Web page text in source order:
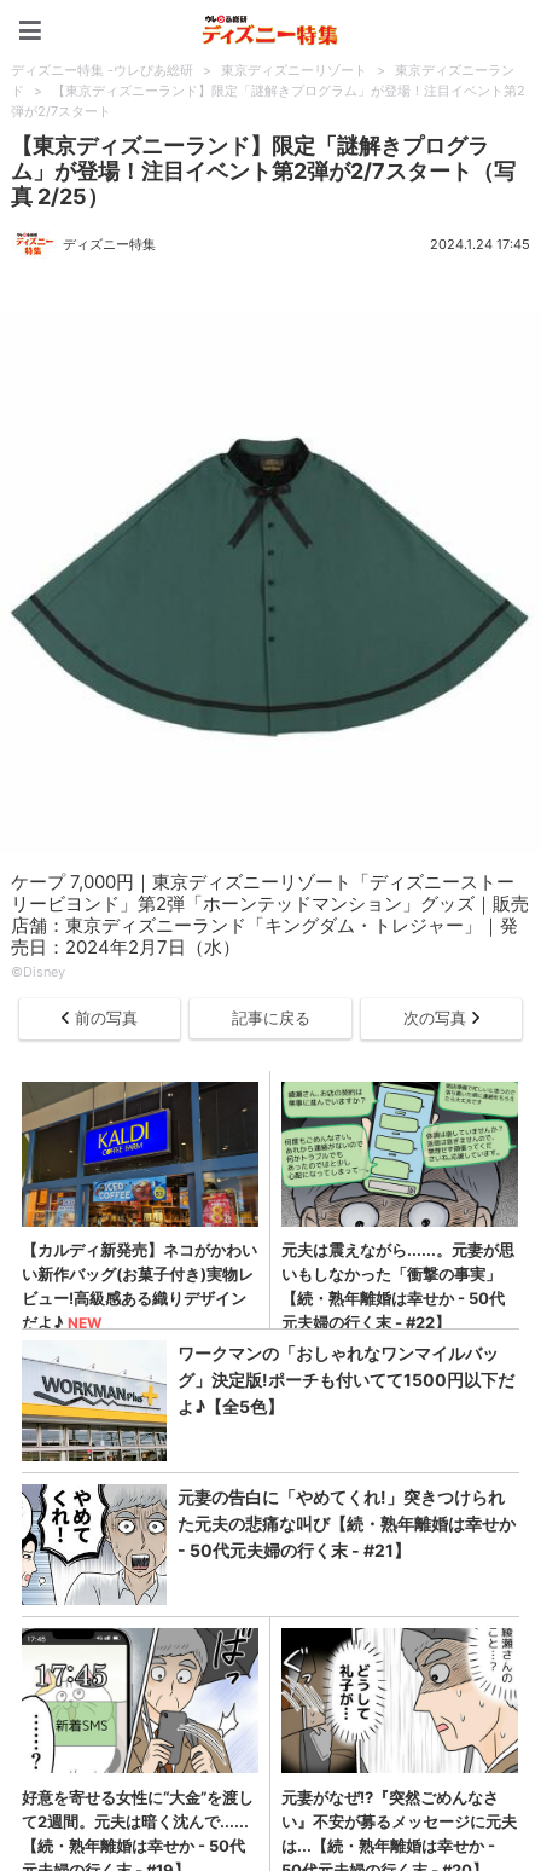
ディズニー特集 -ウレぴあ総研 > 東京ディズニーリゾート >
東京ディズニーラン
ド
>
【東京ディズニーランド】限定「謎解きプログラム」が登場！注目イベント第2
弾が2/7スタート
【東京ディズニーランド】限定「謎解きプログラ
ム」が登場！注目イベント第2弾が2/7スタート（写
真 2/25）
ディズニー特集 2024.1.24 17:45
ケープ 7,000円｜東京ディズニーリゾート「ディズニーストー
リービヨンド」第2弾「ホーンテッドマンション」グッズ｜販売
店舗：東京ディズニーランド「キングダム・トレジャー」｜発
売日：2024年2月7日（水）
©Disney
前の写真 記事に戻る 次の写真